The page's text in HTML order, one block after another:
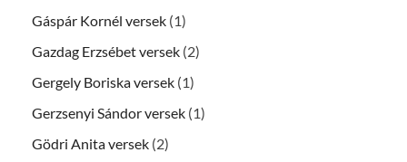
Gáspár Kornél versek (1)
Gazdag Erzsébet versek (2)
Gergely Boriska versek (1)
Gerzsenyi Sándor versek (1)
Gödri Anita versek (2)